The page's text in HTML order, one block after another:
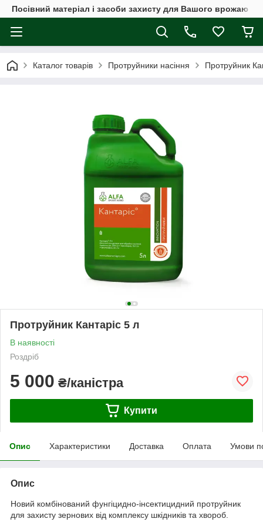
Посівний матеріал і засоби захисту для Вашого врожаю
Каталог товарів Протруйники насіння Протруйник
Протруйник Кантаріс 5 л
В наявності
Роздріб
5 000 ₴/каністра
Купити
Опис Характеристики Доставка Оплата Умови
Опис
Новий комбінований фунгіцидно-інсектицидний протруйник
для захисту зернових від комплексу шкідників та хвороб.